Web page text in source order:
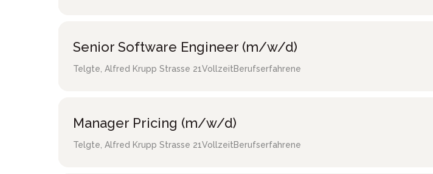
Senior Software Engineer (m/w/d)
Telgte Alfred Krupp Strasse 21VollzeitBerufserfahrene
Manager Pricing (m/w/d)
Telgte Alfred Krupp Strasse 21VollzeitBerufserfahrene